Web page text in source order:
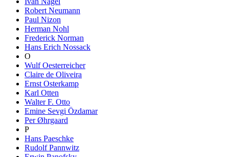
Robert Neumann
Paul Nizon
Herman Nohl
Frederick Norman
Hans Erich Nossack
O
Wulf Oesterreicher
Claire de Oliveira
Ernst Osterkamp
Karl Otten
Walter F. Otto
Emine Sevgi Özdamar
Per Øhrgaard
P
Hans Paeschke
Rudolf Pannwitz